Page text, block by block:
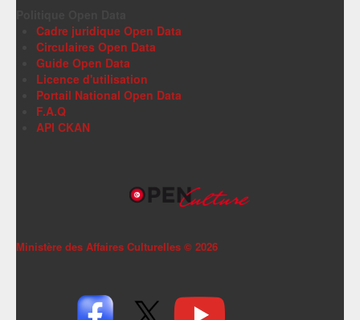
Cadre juridique Open Data
Circulaires Open Data
Guide Open Data
Licence d'utilisation
Portail National Open Data
F.A.Q
API CKAN
Ministère des Affaires Culturelles © 2026